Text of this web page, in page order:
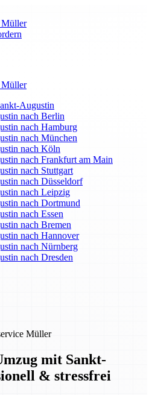
Müller
Müller
Augustin
nach Berlin
nach Hamburg
nach München
nach Köln
nach Frankfurt am Main
nach Stuttgart
nach Düsseldorf
nach Leipzig
nach Dortmund
nach Essen
nach Bremen
nach Hannover
nach Nürnberg
nach Dresden
Müller
mit Sankt-
& stressfrei